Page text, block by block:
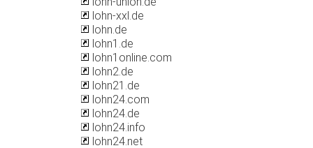
lohn-xxl.de
lohn.de
lohn1.de
lohn1online.com
lohn2.de
lohn21.de
lohn24.com
lohn24.de
lohn24.info
lohn24.net